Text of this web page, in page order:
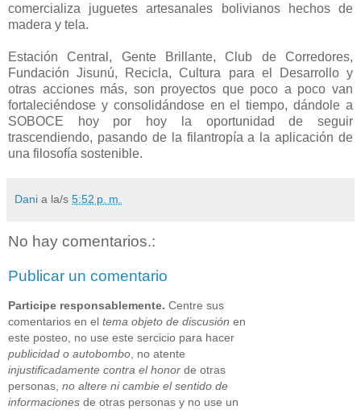
comercializa juguetes artesanales bolivianos hechos de
madera y tela.
Estación Central, Gente Brillante, Club de Corredores,
Fundación Jisunú, Recicla, Cultura para el Desarrollo y
otras acciones más, son proyectos que poco a poco van
fortaleciéndose y consolidándose en el tiempo, dándole a
SOBOCE hoy por hoy la oportunidad de seguir
trascendiendo, pasando de la filantropía a la aplicación de
una filosofía sostenible.
Dani a la/s 5:52 p. m.
No hay comentarios.:
Publicar un comentario
Participe responsablemente. Centre sus
comentarios en el tema objeto de discusión en
este posteo, no use este sercicio para hacer
publicidad o autobombo , no atente
injustificadamente contra el honor de otras
personas, no altere ni cambie el sentido de
informaciones de otras personas y no use un